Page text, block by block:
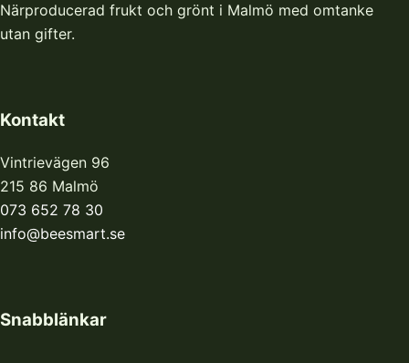
Närproducerad frukt och grönt i Malmö med omtanke
utan gifter.
Kontakt
Vintrievägen 96
215 86 Malmö
073 652 78 30
info@beesmart.se
Snabblänkar